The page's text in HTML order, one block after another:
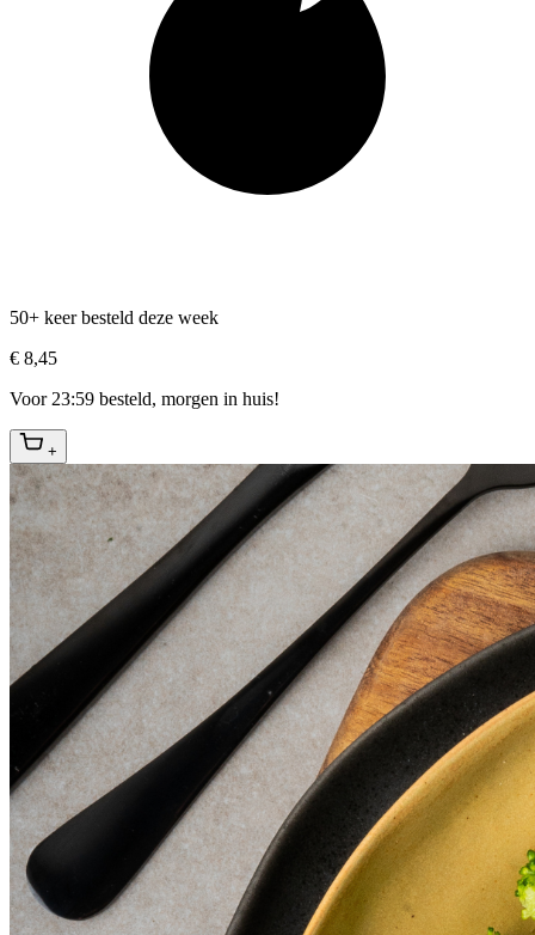
50+ keer besteld deze week
€ 8,45
Voor 23:59 besteld, morgen in huis!
+